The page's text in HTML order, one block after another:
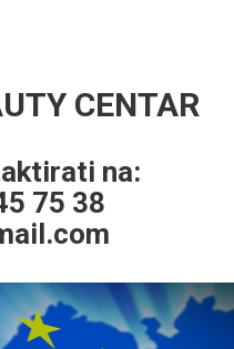
CENTAR
na:
75 38